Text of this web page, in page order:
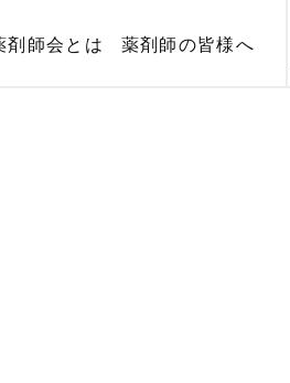
剤師会とは 薬剤師の皆様へ